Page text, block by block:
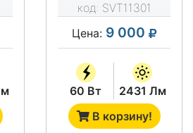
код: SVT11301
Цена: 9 000
60 Вт
2431 Лм
В корзину!